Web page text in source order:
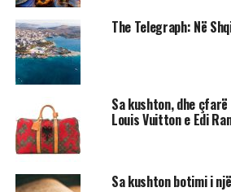
The Telegraph: Në
Sa kushton, dhe
Louis Vuitton e Edi
Sa kushton botimi i